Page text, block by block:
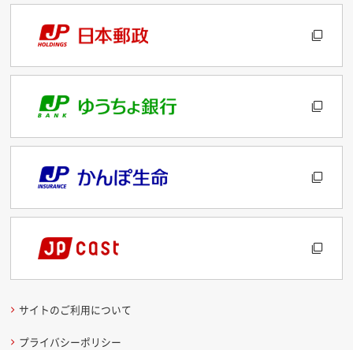
サイトのご利用について
プライバシーポリシー